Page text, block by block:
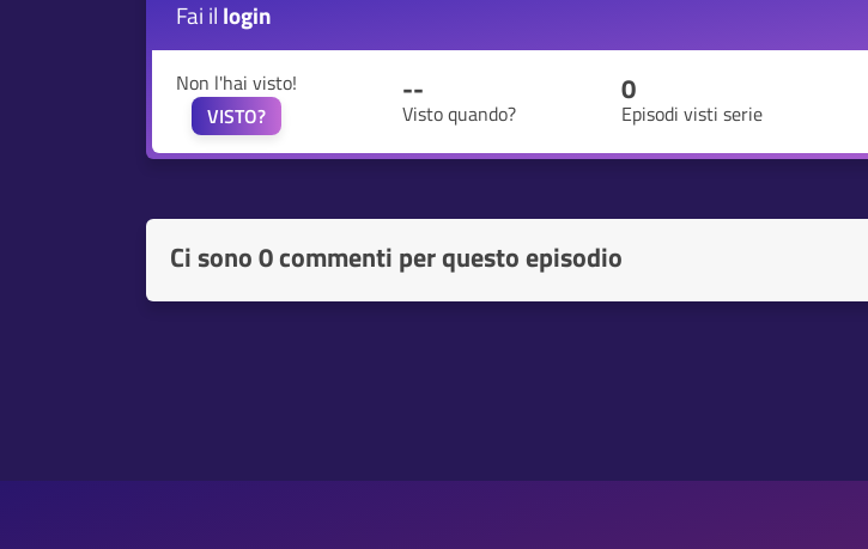
Fai il login
Non l'hai visto!
VISTO?
--
Visto quando?
0
Episodi visti serie
Ci sono0 commenti per questo episodio